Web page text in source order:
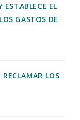
ESTABLECE EL
GASTOS DE
LOS